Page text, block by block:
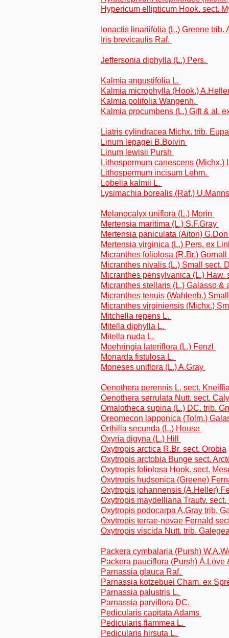
Hypericum ellipticum Hook. sect.
Ionactis linariifolia (L.) Greene trib.
Iris brevicaulis Raf.
Jeffersonia diphylla (L.) Pers.
Kalmia angustifolia L.
Kalmia microphylla (Hook.)
Kalmia polifolia Wangenh.
Kalmia procumbens (L.) Gift & al.
Liatris cylindracea Michx. trib.
Linum lepagei B.Boivin
Linum lewisii Pursh
Lithospermum canescens (Michx.)
Lithospermum incisum Lehm.
Lobelia kalmii L.
Lysimachia borealis (Raf.)
Melanocalyx uniflora (L.) Morin
Mertensia maritima (L.) S.F.Gray
Mertensia paniculata (Aiton)
Mertensia virginica (L.) Pers. ex
Micranthes foliolosa (R.Br.)
Micranthes nivalis (L.) Small sect.
Micranthes pensylvanica (L.) Haw.
Micranthes stellaris (L.) Galasso &
Micranthes tenuis (Wahlenb.)
Micranthes virginiensis (Michx.)
Mitchella repens L.
Mitella diphylla L.
Mitella nuda L.
Moehringia lateriflora (L.) Fenzl
Monarda fistulosa L.
Moneses uniflora (L.) A.Gray
Oenothera perennis L. sect.
Oenothera serrulata Nutt. sect.
Omalotheca supina (L.) DC. trib.
Oreomecon lapponica (Tolm.)
Orthilia secunda (L.) House
Oxyria digyna (L.) Hill
Oxytropis arctica R.Br. sect. Orobia
Oxytropis arctobia Bunge sect.
Oxytropis foliolosa Hook. sect.
Oxytropis hudsonica (Greene)
Oxytropis johannensis (A.Heller)
Oxytropis maydelliana Trautv. sect.
Oxytropis podocarpa A.Gray trib.
Oxytropis terrae-novae Fernald
Oxytropis viscida Nutt. trib.
Packera cymbalaria (Pursh)
Packera pauciflora (Pursh)
Parnassia glauca Raf.
Parnassia kotzebuei Cham. ex
Parnassia palustris L.
Parnassia parviflora DC.
Pedicularis capitata Adams
Pedicularis flammea L.
Pedicularis hirsuta L.